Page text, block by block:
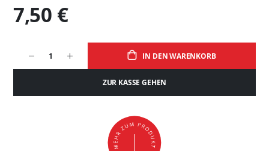
IN DEN WARENKORB
ZUR KASSE GEHEN
7,50 €